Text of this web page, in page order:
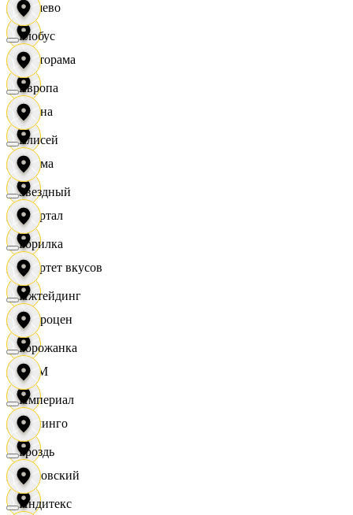
Дёшево
Касторама
Диана
Дисма
Квартал
Квартет вкусов
Доброцен
ДОМ
Доминго
Кировский
Глобус
Европа
Елисей
Звездный
Горилка
Ижтейдинг
Горожанка
Империал
Гроздь
Индитекс